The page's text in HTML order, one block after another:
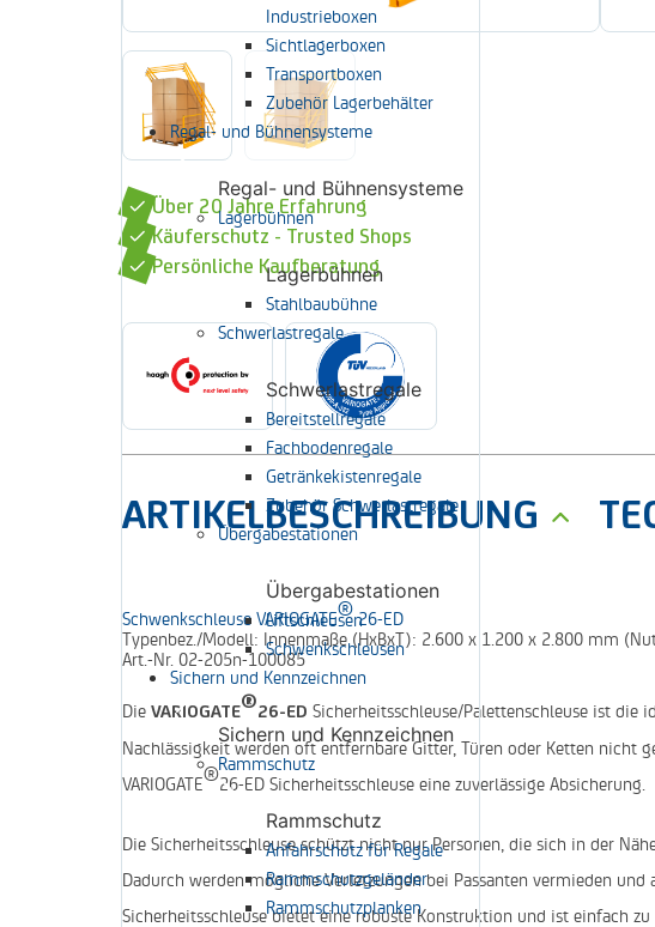
Industrieboxen
Sichtlagerboxen
Transportboxen
Zubehör Lagerbehälter
Regal- und Bühnensysteme
Regal- und Bühnensysteme
Lagerbühnen
Lagerbühnen
Stahlbaubühne
Schwerlastregale
Schwerlastregale
Bereitstellregale
Fachbodenregale
Getränkekistenregale
Zubehör Schwerlastregale
Übergabestationen
Übergabestationen
Liftschleusen
Schwenkschleusen
Sichern und Kennzeichnen
Sichern und Kennzeichnen
Rammschutz
Rammschutz
Anfahrschutz für Regale
Rammschutzgeländer
Rammschutzplanken
Über 20 Jahre Erfahrung
Käuferschutz - Trusted Shops
Persönliche Kaufberatung
ARTIKELBESCHREIBUNG
Schwenkschleuse VARIOGATE®26-ED
Typenbez./Modell: Innenmaße (HxBxT): 2.600 x 1.200 x 2.800 mm
Art.-Nr. 02-205n-100085
Die VARIOGATE®26-ED Sicherheitsschleuse/Palettenschleuse ist die
Nachlässigkeit werden oft entfernbare Gitter, Türen oder Ketten nicht
VARIOGATE®26-ED Sicherheitsschleuse eine zuverlässige Absicherung.
Die Sicherheitsschleuse schützt nicht nur Personen, die sich in der
Dadurch werden mögliche Verletzungen bei Passanten vermieden und
Sicherheitsschleuse bietet eine robuste Konstruktion und ist einfach